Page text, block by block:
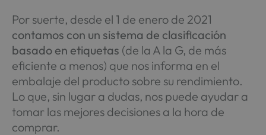
Por suerte, desde el 1 de enero de 2021
contamos con un sistema de clasificación
basado en etiquetas (de la A la G, de más
eficiente a menos) que nos informa en el
embalaje del producto sobre su rendimiento.
Lo que, sin lugar a dudas, nos puede ayudar a
tomar las mejores decisiones a la hora de
comprar.